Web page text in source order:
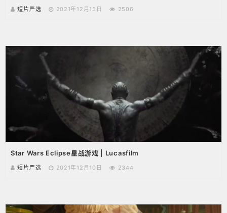
短片严选 2021年12月15日 2506
Star Wars Eclipse星战游戏 | Lucasfilm
短片严选 2021年12月10日 2344